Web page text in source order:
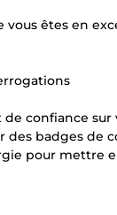
vous êtes en
confiance
badges de
pour mettre